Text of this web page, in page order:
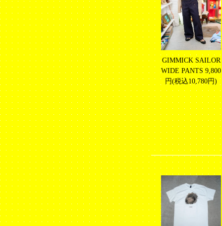
GIMMICK SAILOR
WIDE PANTS 9,800
円(税込10,780円)